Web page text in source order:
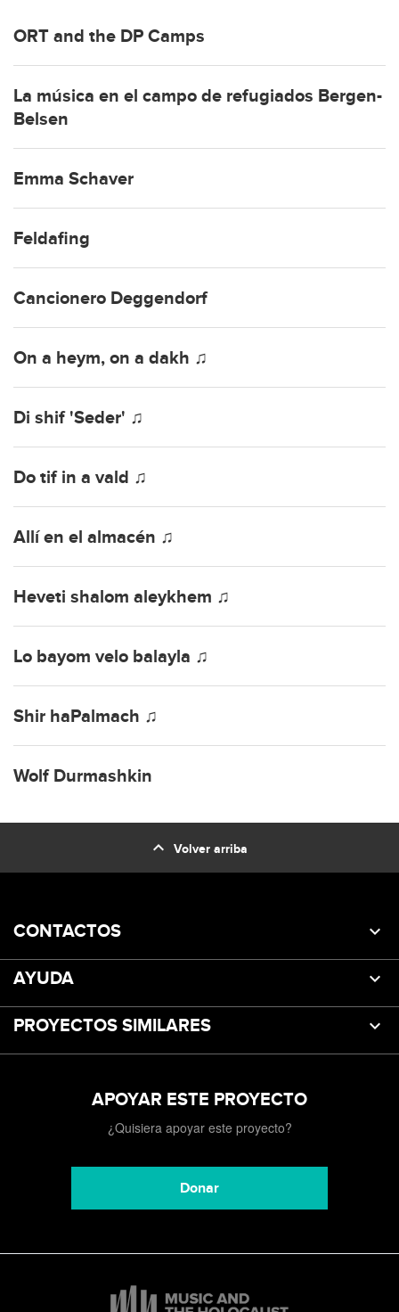
ORT and the DP Camps
La música en el campo de refugiados Bergen-
Belsen
Emma Schaver
Feldafing
Cancionero Deggendorf
On a heym, on a dakh ♫
Di shif 'Seder' ♫
Do tif in a vald ♫
Allí en el almacén ♫
Heveti shalom aleykhem ♫
Lo bayom velo balayla ♫
Shir haPalmach ♫
Wolf Durmashkin
expand_less Volver arriba
CONTACTOS
AYUDA
PROYECTOS SIMILARES
APOYAR ESTE PROYECTO
¿Quisiera apoyar este proyecto?
Donar